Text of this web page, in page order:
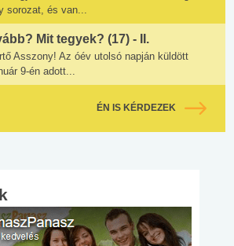
sorozat, és van...
Mit tegyek? (17) - II.
Asszony! Az óév utolsó napján küldött
9-én adott...
ÉN IS KÉRDEZEK